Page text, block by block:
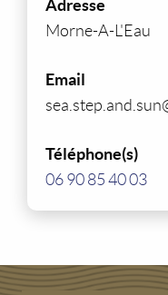
Adresse
Morne-A-L'Eau
Email
Téléphone(s)
06 90 85 40 03